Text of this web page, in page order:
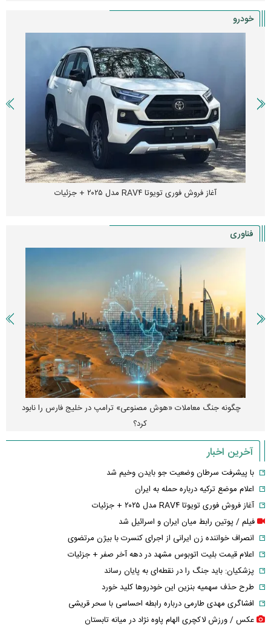
خودرو
آغاز فروش فوری تویوتا RAV۴ مدل ۲۰۲۵ + جزئیات
فناوری
چگونه جنگ معاملات «هوش مصنوعی» ترامپ در خلیج فارس را نابود
کرد؟
آخرین اخبار
با پیشرفت سرطان وضعیت جو بایدن وخیم شد
اعلام موضع ترکیه درباره حمله به ایران
آغاز فروش فوری تویوتا RAV۴ مدل ۲۰۲۵ + جزئیات
فیلم / پوتین رابط میان ایران و اسرائیل شد
انصراف خواننده زن ایرانی از اجرای کنسرت با بیژن مرتضوی
اعلام قیمت بلیت اتوبوس مشهد در دهه آخر صفر + جزئیات
پزشکیان: باید جنگ را در نقطه‌ای به پایان رساند
طرح حذف سهمیه بنزین این خودرو‌ها کلید خورد
افشاگری مهدی طارمی درباره رابطه احساسی با سحر قریشی
عکس / ورزش لاکچری الهام پاوه نژاد در میانه تابستان